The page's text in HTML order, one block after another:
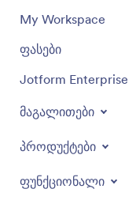
My Workspace
ფასები
Jotform Enterprise
მაგალითები
პროდუქტები
ფუნქციონალი